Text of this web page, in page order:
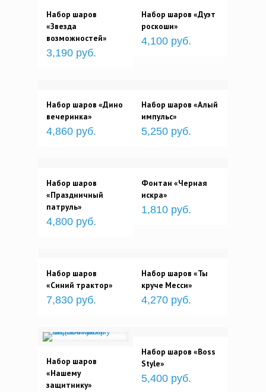
Набор шаров
«Звезда
возможностей»
3,190 руб.
Набор шаров «Дуэт
роскоши»
4,100 руб.
Набор шаров «Дино
вечеринка»
4,860 руб.
Набор шаров «Алый
импульс»
5,250 руб.
Набор шаров
«Праздничный
патруль»
4,800 руб.
Фонтан «Черная
искра»
1,810 руб.
Набор шаров
«Синий трактор»
7,830 руб.
Набор шаров «Ты
круче Месси»
4,270 руб.
Набор шаров
«Нашему
защитнику»
Набор шаров «Boss
Style»
5,400 руб.